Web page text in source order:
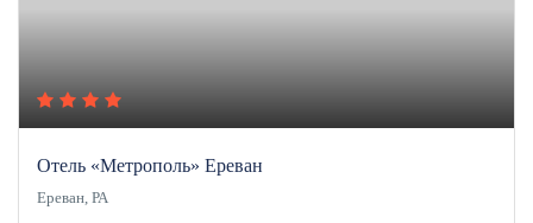
Отель «Метрополь» Ереван
Ереван, РА